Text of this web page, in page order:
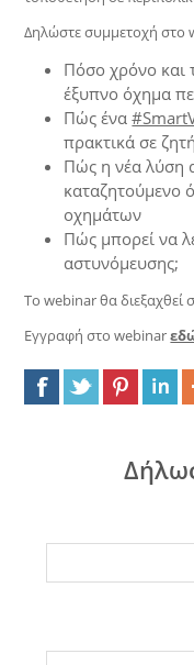
Δηλώστε συμμετοχή στο
Πόσο χρόνο και
έξυπνο όχημα
Πώς ένα
πρακτικά σε
Πώς η νέα λύση
καταζητούμενο
οχημάτων
Πώς μπορεί να
αστυνόμευσης;
To webinar θα διεξαχθεί
Εγγραφή στο webinar